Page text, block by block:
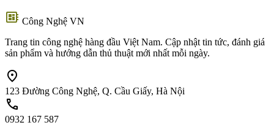
developer_board Công Nghệ VN
Trang tin công nghệ hàng đầu Việt Nam. Cập nhật tin tức, đánh giá
sản phẩm và hướng dẫn thủ thuật mới nhất mỗi ngày.
location_on
123 Đường Công Nghệ, Q. Cầu Giấy, Hà Nội
call
0932 167 587